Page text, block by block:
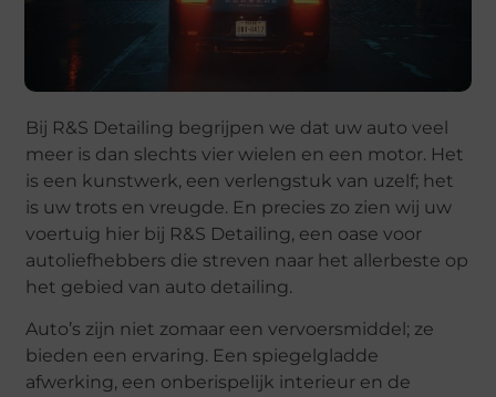
Bij R&S Detailing begrijpen we dat uw auto veel
meer is dan slechts vier wielen en een motor. Het
is een kunstwerk, een verlengstuk van uzelf; het
is uw trots en vreugde. En precies zo zien wij uw
voertuig hier bij R&S Detailing, een oase voor
autoliefhebbers die streven naar het allerbeste op
het gebied van auto detailing.
Auto’s zijn niet zomaar een vervoersmiddel; ze
bieden een ervaring. Een spiegelgladde
afwerking, een onberispelijk interieur en de